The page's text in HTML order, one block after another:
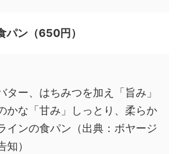
ン（650円）
ター、はちみつを加え「旨み」
かな「甘み」しっとり、柔らか
インの食パン（出典：ボヤージ
知）